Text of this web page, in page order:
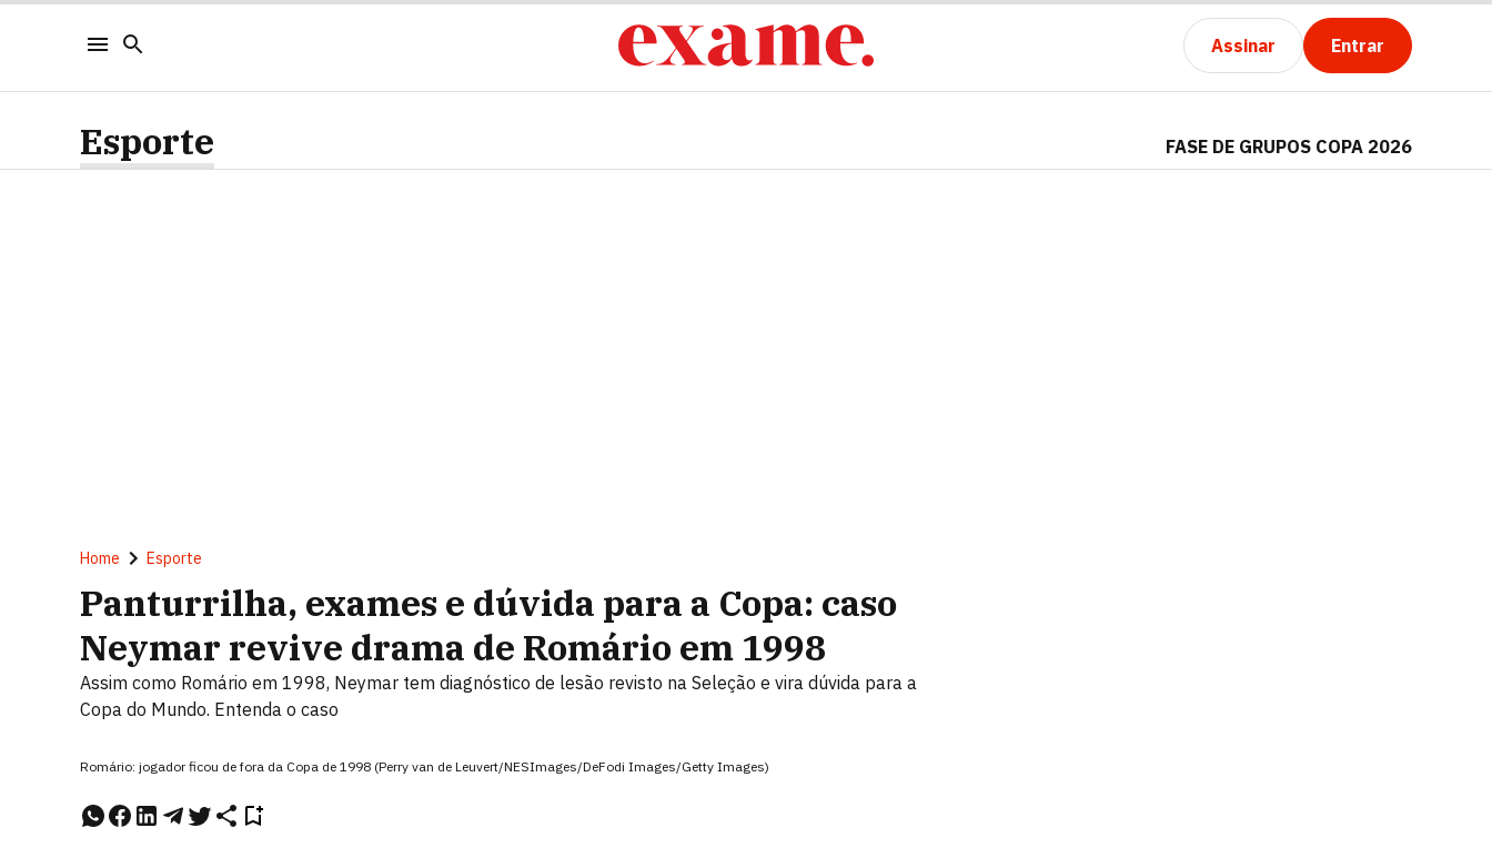
Assinar Entrar
Esporte FASE DE GRUPOS COPA 2026
Home Esporte
Panturrilha, exames e dúvida para a Copa: caso
Neymar revive drama de Romário em 1998
Assim como Romário em 1998, Neymar tem diagnóstico de lesão revisto na Seleção e vira dúvida para a
Copa do Mundo. Entenda o caso
Romário: jogador ficou de fora da Copa de 1998 (Perry van de Leuvert/NESImages/DeFodi Images/Getty Images)